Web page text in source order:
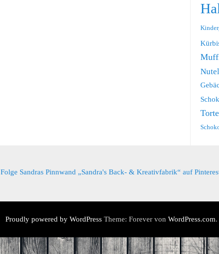
Torte
Folge Sandras Pinnwand „Sandra's Back- & Kreativfabrik“ auf
Proudly powered by WordPressTheme: Forever von WordPress.com.